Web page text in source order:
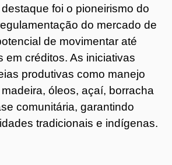
foi o pioneirismo do
do mercado de
de movimentar até
em créditos. As iniciativas
produtivas como manejo
óleos, açaí, borracha
comunitária, garantindo
tradicionais e indígenas.